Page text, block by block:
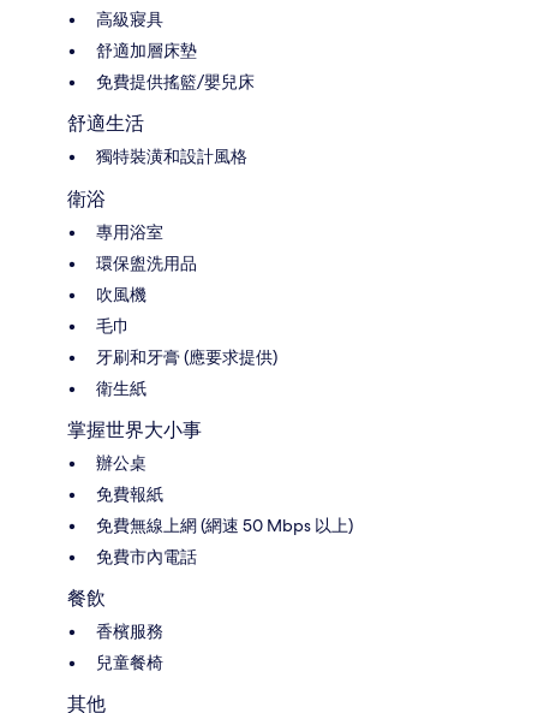
高級寢具
舒適加層床墊
免費提供搖籃/嬰兒床
舒適生活
獨特裝潢和設計風格
衛浴
專用浴室
環保盥洗用品
吹風機
毛巾
牙刷和牙膏 (應要求提供)
衛生紙
掌握世界大小事
辦公桌
免費報紙
免費無線上網 (網速 50 Mbps 以上)
免費市內電話
餐飲
香檳服務
兒童餐椅
其他